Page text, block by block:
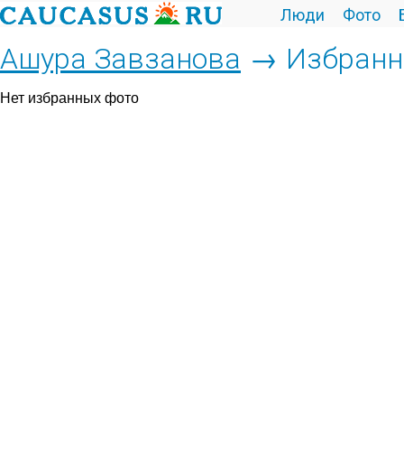
Люди Фото
Ашура Завзанова →
Нет избранных фото